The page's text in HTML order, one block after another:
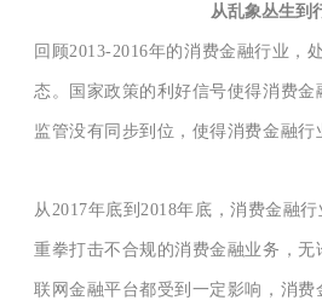
从乱象丛生到
回顾2013-2016年的消费金融行业，
态。国家政策的利好信号使得消费
监管没有同步到位，使得消费金融行
从2017年底到2018年底，消费金融
重拳打击不合规的消费金融业务，
联网金融平台都受到一定影响，消